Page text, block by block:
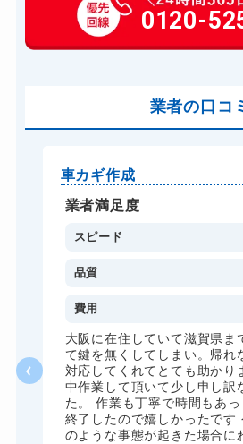
玄関カギ作成
玄関カギ交換
バイクカギ開け
スーツケースカギ開け
スーツケースカギ作成
金庫カギ開け
金庫カギ修理
ドアノブカギ開け
ドアノブカギ作成
ドアノブカギ交換
0120-
業者の口コ
車カギ作成
業者満足度
スピード
品質
費用
大阪に在住していて滋賀県ま
て鍵を無くしてしまい。帰れ
対応してくれてとても助かり
中作業して頂いて少し申し訳
た。 作業も丁寧で時間もあ
終了したので嬉しかったです
のような事態が起きた場合に